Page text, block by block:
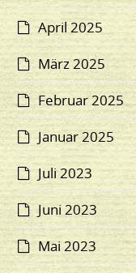
April 2025
März 2025
Februar 2025
Januar 2025
Juli 2023
Juni 2023
Mai 2023